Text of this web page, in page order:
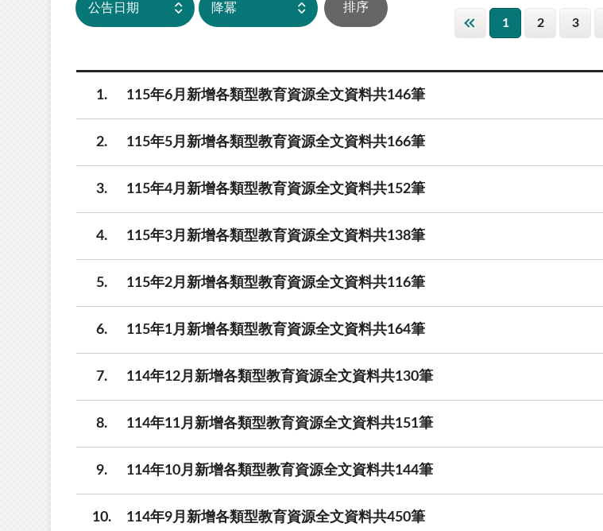
1 2 3
1 115年6月新增各類型教育資源全文資料共146筆
2 115年5月新增各類型教育資源全文資料共166筆
3 115年4月新增各類型教育資源全文資料共152筆
4 115年3月新增各類型教育資源全文資料共138筆
5 115年2月新增各類型教育資源全文資料共116筆
6 115年1月新增各類型教育資源全文資料共164筆
7 114年12月新增各類型教育資源全文資料共130筆
8 114年11月新增各類型教育資源全文資料共151筆
9 114年10月新增各類型教育資源全文資料共144筆
10 114年9月新增各類型教育資源全文資料共450筆